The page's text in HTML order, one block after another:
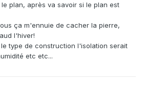
plan, après va savoir si le plan est
ça m'ennuie de cacher la pierre,
l'hiver!
type de construction l'isolation serait
etc etc...